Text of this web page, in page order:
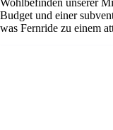
Budget und einer
was Fernride zu einem